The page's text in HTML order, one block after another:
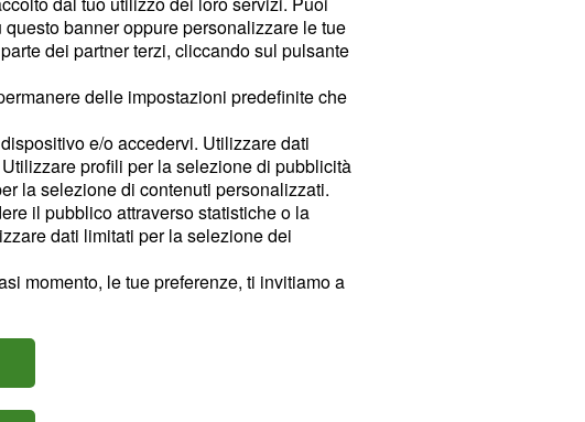
questo banner oppure personalizzare le tue
dei partner terzi, cliccando sul pulsante
delle impostazioni predefinite che
e/o accedervi. Utilizzare dati
profili per la selezione di pubblicità
la selezione di contenuti personalizzati.
il pubblico attraverso statistiche o la
dati limitati per la selezione dei
momento, le tue preferenze, ti invitiamo a